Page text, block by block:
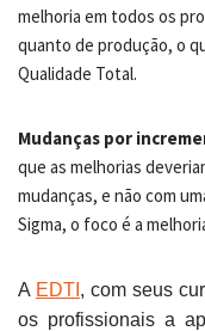
melhoria em todos os
quanto de produção, o
Qualidade Total.
Mudanças por
que as melhorias
mudanças, e não com
Sigma, o foco é a
A EDTI , com seus
os profissionais a